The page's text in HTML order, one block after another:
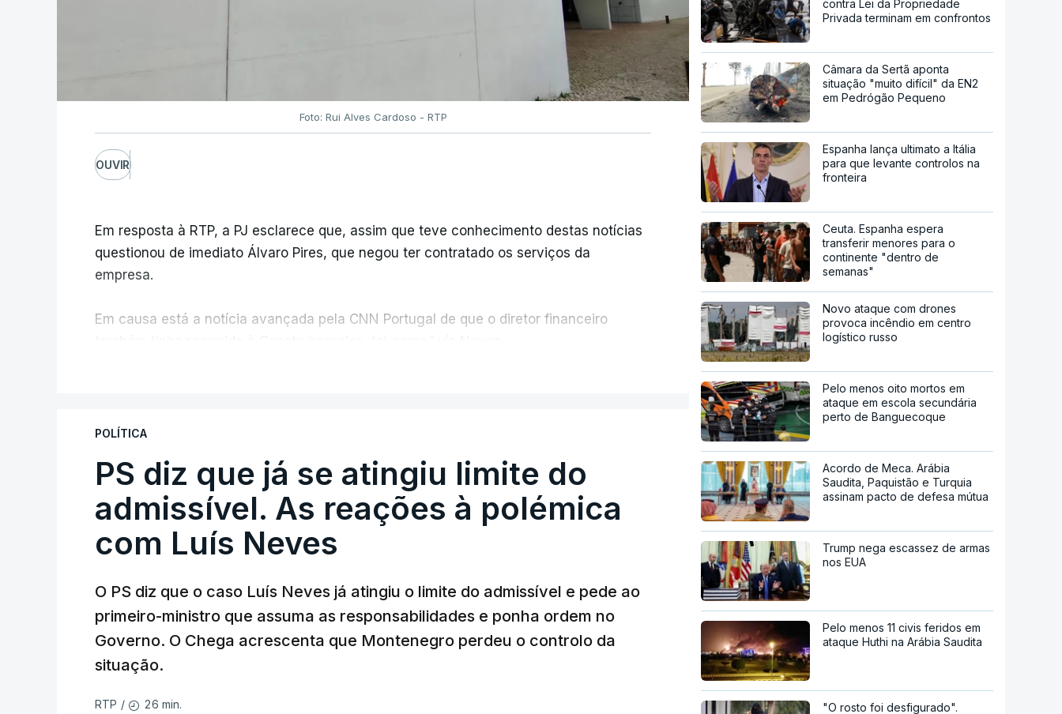
Foto: Rui Alves Cardoso - RTP
OUVIR
Em resposta à RTP, a PJ esclarece que, assim que teve conhecimento destas notícias
questionou de imediato Álvaro Pires, que negou ter contratado os serviços da
empresa.
Em causa está a notícia avançada pela CNN Portugal de que o diretor financeiro
ARTIGOS RELACIONADOS
Empreiteiro da Construbarcelos também fez obras na casa do
diretor financeiro da PJ
atualizado 7 Agosto 2026, 14:25
Empreiteiro que fez obras na casa de Luís Neves também
trabalhou para o diretor financeiro da PJ
atualizado 7 Agosto 2026, 14:26
POLÍTICA
PS diz que já se atingiu limite do
admissível. As reações à polémica
com Luís Neves
O PS diz que o caso Luís Neves já atingiu o limite do admissível e pede ao
primeiro-ministro que assuma as responsabilidades e ponha ordem no
Governo. O Chega acrescenta que Montenegro perdeu o controlo da
situação.
RTP / 26 min.
contra Lei da Propriedade
Privada terminam em confrontos
Câmara da Sertã aponta
situação "muito difícil" da EN2
em Pedrógão Pequeno
Espanha lança ultimato a Itália
para que levante controlos na
fronteira
Ceuta. Espanha espera
transferir menores para o
continente "dentro de
semanas"
Novo ataque com drones
provoca incêndio em centro
logístico russo
Pelo menos oito mortos em
ataque em escola secundária
perto de Banguecoque
Acordo de Meca. Arábia
Saudita, Paquistão e Turquia
assinam pacto de defesa mútua
Trump nega escassez de armas
nos EUA
Pelo menos 11 civis feridos em
ataque Huthi na Arábia Saudita
"O rosto foi desfigurado".